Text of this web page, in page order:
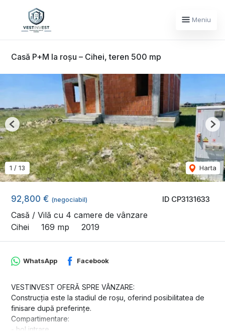
Meniu
Casă P+M la roșu – Cihei, teren 500 mp
ID CP3131633
92,800 € (negociabil)
Casă / Vilă cu 4 camere de vânzare
Cihei
169 mp 2019
1 / 13 Harta
Previous
WhatsApp Facebook
VESTINVEST OFERǍ SPRE VÂNZARE:
Construcția este la stadiul de roșu, oferind posibilitatea de
finisare după preferințe.
Compartimentare:
- hol intrare